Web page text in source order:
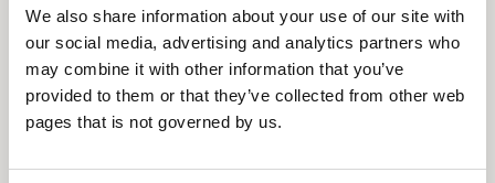
We also share information about your use of our site with
our social media, advertising and analytics partners who
may combine it with other information that you’ve
provided to them or that they’ve collected from other web
pages that is not governed by us.
Formation
Formation en classe et en ligne
maintenance et l’installation sûres
Gestion des actifs
La surveillance à distance, les
professionnels experts du service